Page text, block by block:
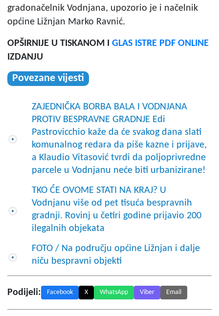
gradonačelnik Vodnjana, upozorio je i načelnik
općine Ližnjan Marko Ravnić.
OPŠIRNIJE U TISKANOM I GLAS ISTRE PDF ONLINE
IZDANJU
Povezane vijesti
ZAJEDNIČKA BORBA BALA I VODNJANA
PROTIV BESPRAVNE GRADNJE Edi
Pastrovicchio kaže da će svakog dana slati
komunalnog redara da piše kazne i prijave,
a Klaudio Vitasović tvrdi da poljoprivredne
parcele u Vodnjanu neće biti urbanizirane!
TKO ĆE OVOME STATI NA KRAJ? U
Vodnjanu više od pet tisuća bespravnih
gradnji. Rovinj u četiri godine prijavio 200
ilegalnih objekata
FOTO / Na području općine Ližnjan i dalje
niču bespravni objekti
Podijeli: Facebook X WhatsApp Viber Email